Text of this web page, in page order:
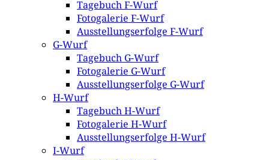
Tagebuch F-Wurf
Fotogalerie F-Wurf
Ausstellungserfolge F-Wurf
G-Wurf
Tagebuch G-Wurf
Fotogalerie G-Wurf
Ausstellungserfolge G-Wurf
H-Wurf
Tagebuch H-Wurf
Fotogalerie H-Wurf
Ausstellungserfolge H-Wurf
I-Wurf